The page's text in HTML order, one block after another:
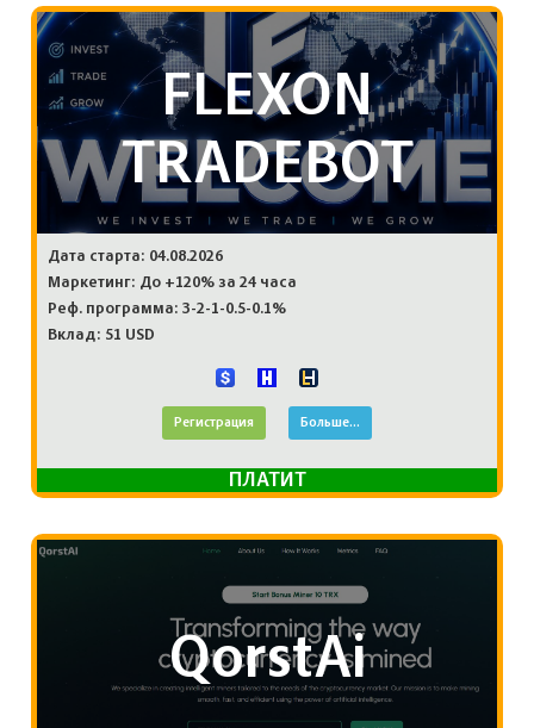
FLEXON
TRADEBOT
Дата старта: 04.08.2026
Маркетинг: До +120% за 24 часа
Реф. программа: 3-2-1-0.5-0.1%
Вклад: 51 USD
Регистрация Больше...
ПЛАТИТ
QorstAi